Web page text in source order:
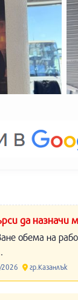
да
обема на
гр.Казанлък